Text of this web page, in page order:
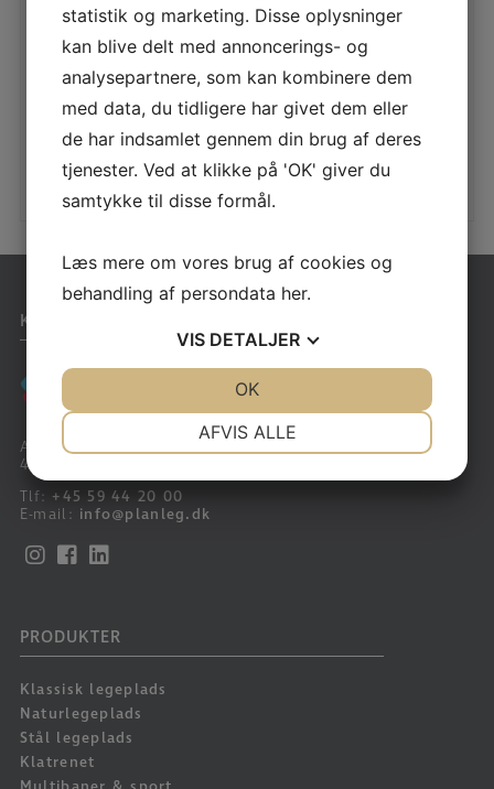
NWS113 HAND CYCLE – SÆRLIGE BEHOV
LÆS MERE
KONTAKT
Arnakkegårds Alle 60
4390 Vipperød
Tlf: +45 59 44 20 00
E-mail: info@planleg.dk
PRODUKTER
Klassisk legeplads
Naturlegeplads
Stål legeplads
Klatrenet
statistik og marketing. Disse oplysninger
kan blive delt med annoncerings- og
analysepartnere, som kan kombinere dem
med data, du tidligere har givet dem eller
de har indsamlet gennem din brug af deres
tjenester. Ved at klikke på 'OK' giver du
samtykke til disse formål.
Læs mere om vores brug af cookies og
behandling af persondata her.
VIS DETALJER
MARKETING
AFVIS ALLE
OK